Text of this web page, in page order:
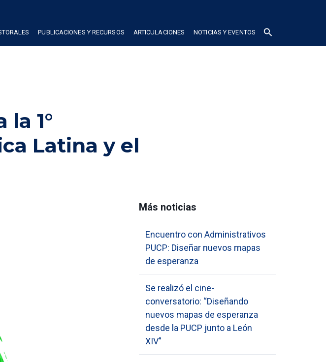
PUBLICACIONES Y RECURSOS ARTICULACIONES NOTICIAS Y EVENTOS search
1°
Latina y el
Más noticias
Encuentro con Administrativos
PUCP: Diseñar nuevos mapas
de esperanza
Se realizó el cine-
conversatorio: “Diseñando
nuevos mapas de esperanza
desde la PUCP junto a León
XIV”